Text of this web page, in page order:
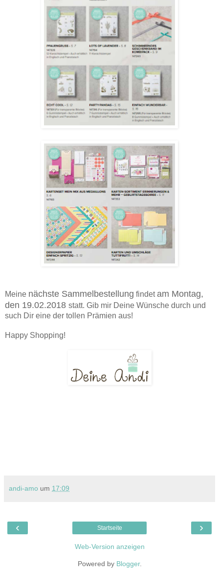
Meine nächste Sammelbestellung findetam Montag,
den 19.02.2018 statt. Gib mir Deine Wünsche durch und
such Dir eine der tollen Prämien aus!
Happy Shopping!
andi-amo um 17:09
‹ ›
Startseite
Web-Version anzeigen
Powered by Blogger.